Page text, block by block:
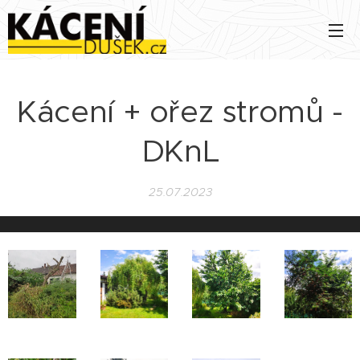
Kácení + ořez stromů -
DKnL
25.07.2023